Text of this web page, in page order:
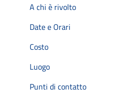
A chi è rivolto
Date e Orari
Costo
Luogo
Punti di contatto